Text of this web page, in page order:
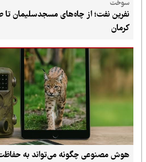
سوخت
نفرین نفت؛ از چاه‌های مسجدسلیمان تا صف‌های
کرمان
هوش مصنوعی چگونه می‌تواند به حفاظت